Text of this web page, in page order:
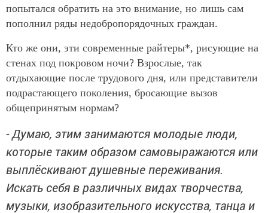
попытался обратить на это внимание, но лишь сам
пополнил ряды недобропорядочных граждан.
Кто же они, эти современные райтеры*, рисующие на
стенах под покровом ночи? Взрослые, так
отдыхающие после трудового дня, или представители
подрастающего поколения, бросающие вызов
общепринятым нормам?
- Думаю, этим занимаются молодые люди,
которые таким образом самовыражаются или
выплёскивают душевные переживания.
Искать себя в различных видах творчества,
музыки, изобразительного искусства, танца и